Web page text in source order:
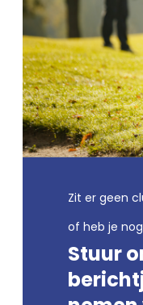
Zit er geen
of heb je
Stuur